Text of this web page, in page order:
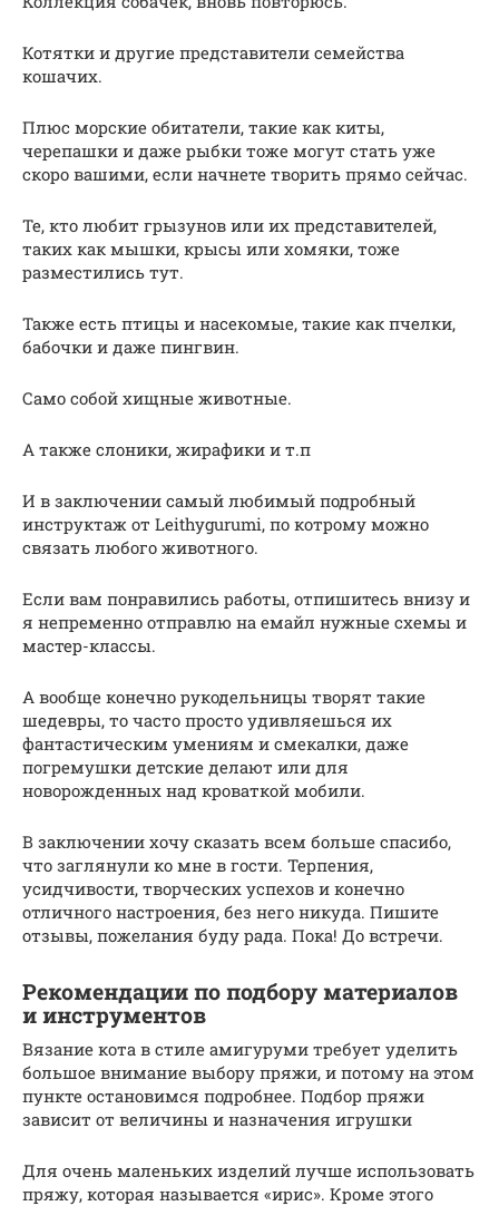
Котятки и другие представители семейства
кошачих.
Плюс морские обитатели, такие как киты,
черепашки и даже рыбки тоже могут стать уже
скоро вашими, если начнете творить прямо сейчас.
Те, кто любит грызунов или их представителей,
таких как мышки, крысы или хомяки, тоже
разместились тут.
Также есть птицы и насекомые, такие как пчелки,
бабочки и даже пингвин.
Само собой хищные животные.
А также слоники, жирафики и т.п
И в заключении самый любимый подробный
инструктаж от Leithygurumi, по котрому можно
связать любого животного.
Если вам понравились работы, отпишитесь внизу и
я непременно отправлю на емайл нужные схемы и
мастер-классы.
А вообще конечно рукодельницы творят такие
шедевры, то часто просто удивляешься их
фантастическим умениям и смекалки, даже
погремушки детские делают или для
новорожденных над кроваткой мобили.
В заключении хочу сказать всем больше спасибо,
что заглянули ко мне в гости. Терпения,
усидчивости, творческих успехов и конечно
отличного настроения, без него никуда. Пишите
отзывы, пожелания буду рада. Пока! До встречи.
Рекомендации по подбору материалов
и инструментов
Вязание кота в стиле амигуруми требует уделить
большое внимание выбору пряжи, и потому на этом
пункте остановимся подробнее. Подбор пряжи
зависит от величины и назначения игрушки
Для очень маленьких изделий лучше использовать
пряжу, которая называется «ирис». Кроме этого